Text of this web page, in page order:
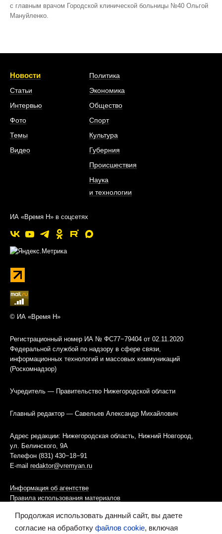
с главным врачом Городской клинической больницы №40 Ольгой
Мануйленко.
Новости
Статьи
Интервью
Фото
Темы
Видео
Политика
Экономика
Общество
Спорт
Культура
Губерния
Происшествия
Наука
и технологии
ИА «Время Н» в соцсетях
© ИА «Время Н»
Регистрационный номер ИА № ФС77−79404 от 02.11.2020
Федеральной службой по надзору в сфере связи,
информационных технологий и массовых коммуникаций
(Роскомнадзор)
Учредитель — Правительство Нижегородской области
Главный редактор — Савельев Александр Михайлович
Адрес редакции: Нижегородская область, Нижний Новгород,
ул. Белинского, 9А
Телефон (831) 430−18−91
E-mail redaktor@vremyan.ru
Информация об агентстве
Правила использования материалов
Информационная политика использования «cookies»-файлов
Продолжая использовать данный сайт, вы даете
согласие на обработку файлов cookie, включая